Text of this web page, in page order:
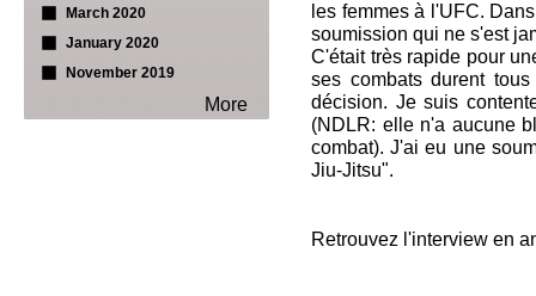
March 2020
January 2020
November 2019
More
les femmes à l'UFC.
soumission qui ne s'est
C'était très rapide pour
ses combats durent
décision. Je suis
(NDLR: elle n'a aucune
combat). J'ai eu une
Jiu-Jitsu".
Retrouvez l'interview en